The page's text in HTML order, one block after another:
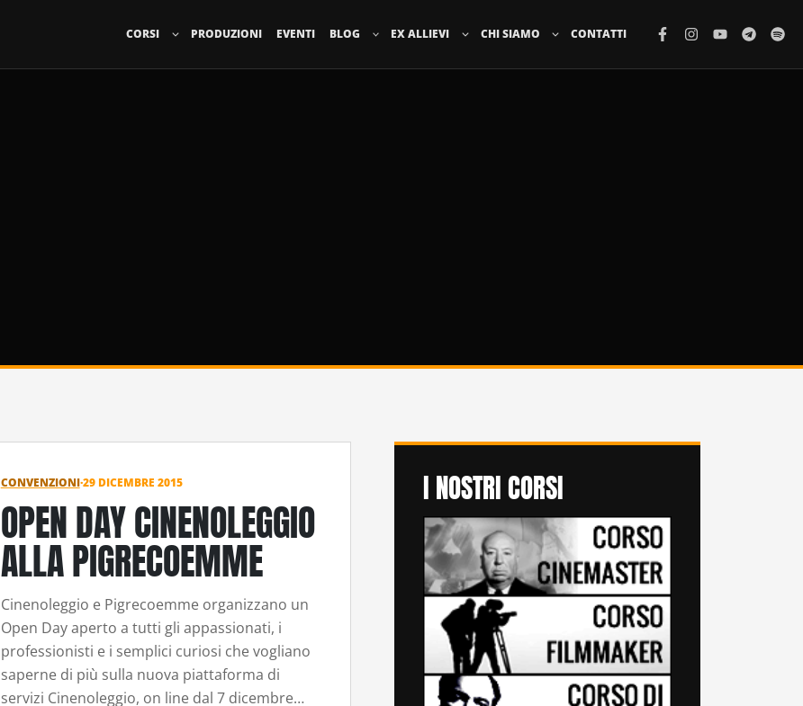
CORSI PRODUZIONI EVENTI BLOG EX ALLIEVI CHI SIAMO CONTATTI
CONVENZIONI·29 DICEMBRE 2015
OPEN DAY CINENOLEGGIO
ALLA PIGRECOEMME
Cinenoleggio e Pigrecoemme organizzano un
Open Day aperto a tutti gli appassionati, i
professionisti e i semplici curiosi che vogliano
saperne di più sulla nuova piattaforma di
servizi Cinenoleggio, on line dal 7 dicembre…
I NOSTRI CORSI